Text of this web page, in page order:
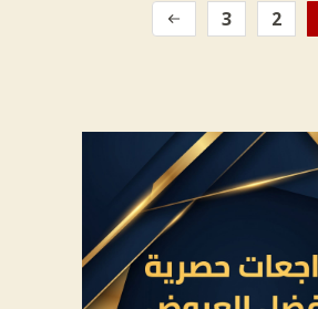
2
3